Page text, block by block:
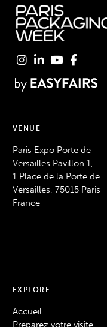
VENUE
Paris Expo Porte de
Versailles Pavillon 1,
1 Place de la Porte de
Versailles, 75015 Paris
France
EXPLORE
Accueil